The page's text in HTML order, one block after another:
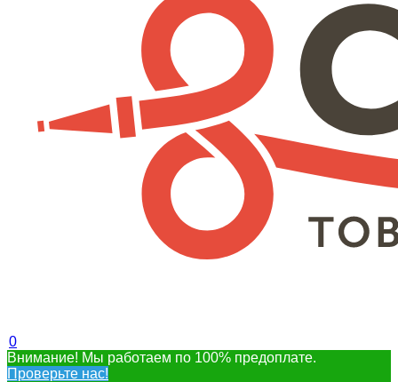
0
Внимание! Мы работаем по 100% предоплате.
Проверьте нас!